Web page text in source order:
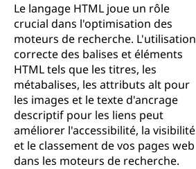
Le langage HTML joue un rôle
crucial dans l'optimisation des
moteurs de recherche. L'utilisation
correcte des balises et éléments
HTML tels que les titres, les
métabalises, les attributs alt pour
les images et le texte d'ancrage
descriptif pour les liens peut
améliorer l'accessibilité, la visibilité
et le classement de vos pages web
dans les moteurs de recherche.